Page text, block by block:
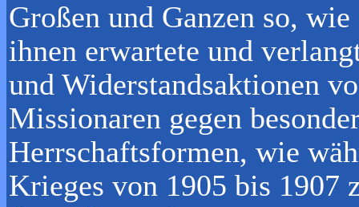
Großen und Ganzen so,
ihnen erwartete und
und Widerstandsaktionen
Missionaren gegen
Herrschaftsformen, wie
Krieges von 1905 bis 1907